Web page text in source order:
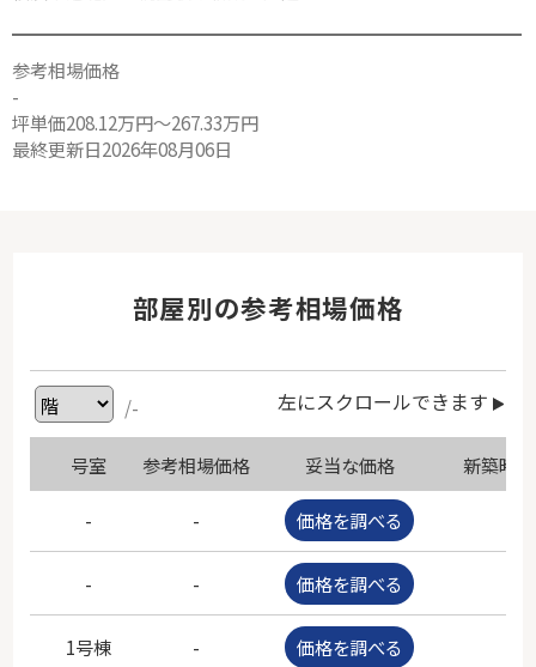
参考相場価格
-
坪単価208.12万円～267.33万円
最終更新日2026年08月06日
部屋別の参考相場価格
/- 左にスクロールできます
号室 参考相場価格 妥当な価格 新築時
- - 価格を調べる
- - 価格を調べる
1号棟 - 価格を調べる